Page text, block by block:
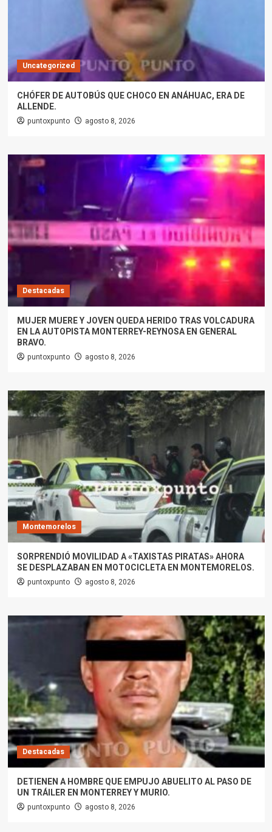
Uncategorized
CHÓFER DE AUTOBÚS QUE CHOCO EN ANÁHUAC, ERA DE
ALLENDE.
puntoxpunto agosto 8, 2026
Destacadas
MUJER MUERE Y JOVEN QUEDA HERIDO TRAS VOLCADURA
EN LA AUTOPISTA MONTERREY-REYNOSA EN GENERAL
BRAVO.
puntoxpunto agosto 8, 2026
Montemorelos
SORPRENDIÓ MOVILIDAD A «TAXISTAS PIRATAS» AHORA
SE DESPLAZABAN EN MOTOCICLETA EN MONTEMORELOS.
puntoxpunto agosto 8, 2026
Destacadas
DETIENEN A HOMBRE QUE EMPUJO ABUELITO AL PASO DE
UN TRÁILER EN MONTERREY Y MURIO.
puntoxpunto agosto 8, 2026